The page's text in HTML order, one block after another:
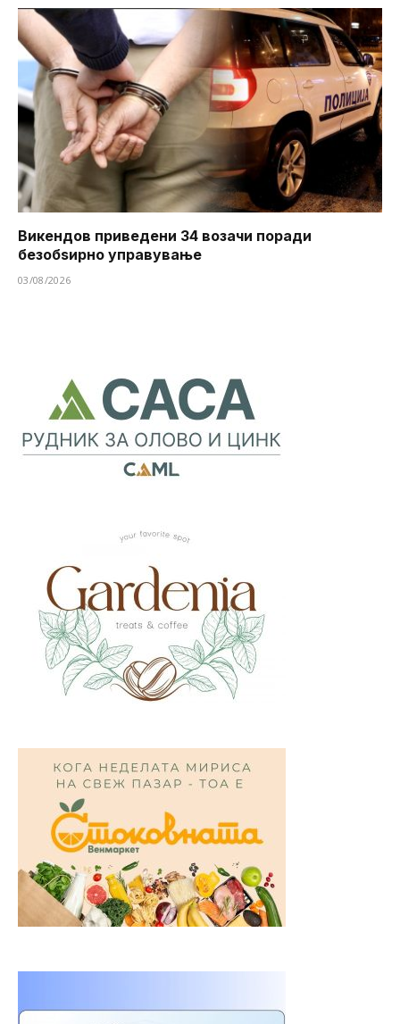
Викендов приведени 34 возачи поради
безобѕирно управување
03/08/2026